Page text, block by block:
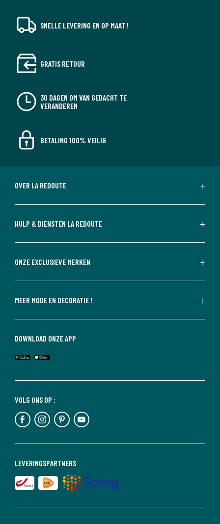
SNELLE LEVERING EN OP MAAT !
GRATIS RETOUR
30 DAGEN OM VAN GEDACHT TE
VERANDEREN
BETALING 100% VEILIG
OVER LA REDOUTE
HULP & DIENSTEN LA REDOUTE
ONZE EXCLUSIEVE MERKEN
MEER MODE EN DECORATIE !
LEVERINGSPARTNERS
VOLG ONS OP :
DOWNLOAD ONZE APP